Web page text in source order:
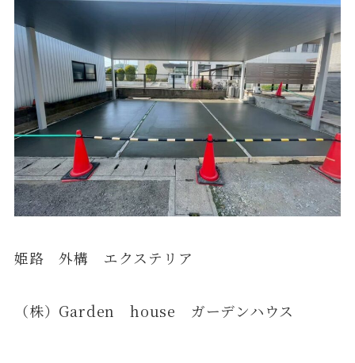
姫路 外構 エクステリア
（株）Garden house ガーデンハウス